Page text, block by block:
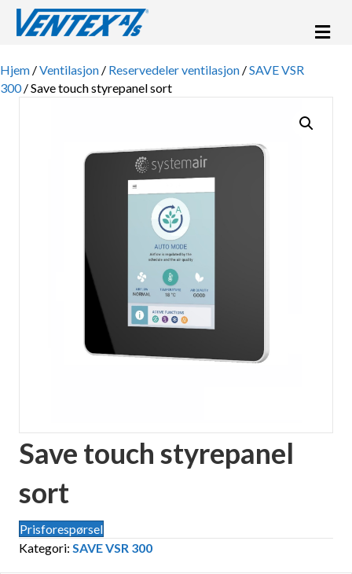
Hjem /Ventilasjon / Reservedeler ventilasjon /SAVE VSR
300/ Save touch styrepanel sort
Save touch styrepanel
sort
Prisforespørsel
Kategori: SAVE VSR 300